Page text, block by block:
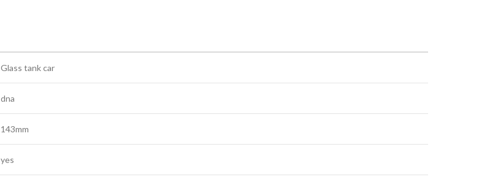
Glass tank car
dna
143mm
yes